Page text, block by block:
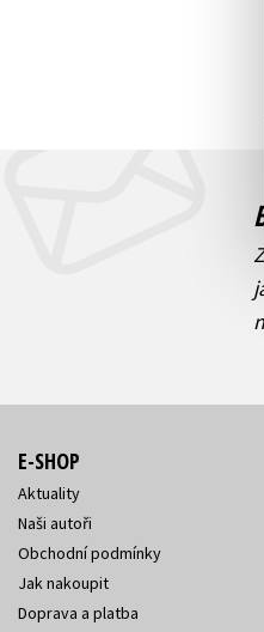
E-SHOP
Aktuality
Naši autoři
Obchodní podmínky
Jak nakoupit
Doprava a platba